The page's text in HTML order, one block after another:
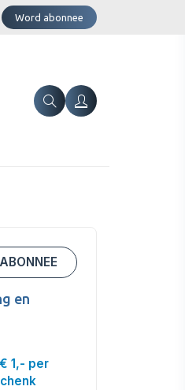
Word abonnee
en
1,- per